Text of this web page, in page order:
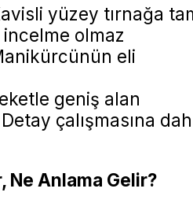
yüzey tırnağa
olmaz
eli
geniş alan
Detay çalışmasına
Ne Anlama Gelir?